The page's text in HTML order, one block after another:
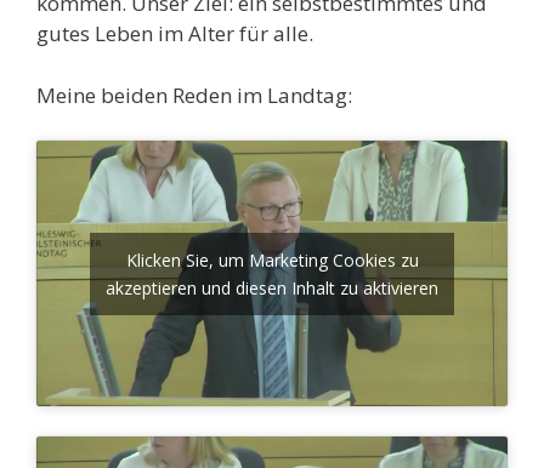
gutes Leben im Alter für alle.
Meine beiden Reden im Landtag:
Klicken Sie, um Marketing Cookies zu
akzeptieren und diesen Inhalt zu aktivieren